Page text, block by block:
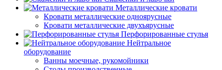
Металлические кровати
Кровати металлические одноярусные
Кровати металлические двухъярусные
Перфорированные стулья
Нейтральное
оборудование
Ванны моечные, рукомойники